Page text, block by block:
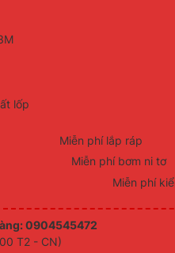
lốp
Miễn phí lắp ráp
Miễn phí bơm ni tơ
Miễn phí
0904545472
T2 - CN)